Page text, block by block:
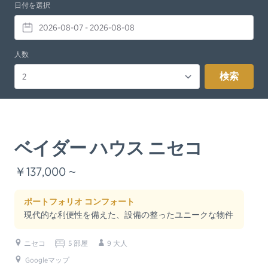
日付を選択
人数
検索
ベイダー ハウス ニセコ
￥137,000 ~
ポートフォリオ コンフォート
現代的な利便性を備えた、設備の整ったユニークな物件
ニセコ 5 部屋
9 大人
Googleマップ